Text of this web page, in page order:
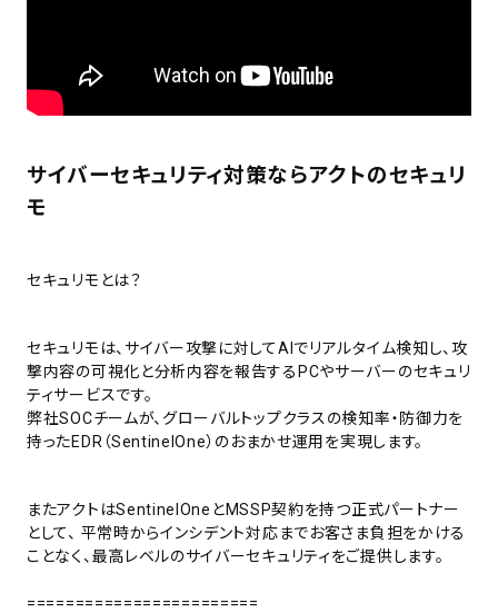
サイバーセキュリティ対策ならアクトのセキュリ
モ
セキュリモとは？
セキュリモは、サイバー攻撃に対してAIでリアルタイム検知し、攻
撃内容の可視化と分析内容を報告するPCやサーバーのセキュリ
ティサービスです。
弊社SOCチームが、グローバルトップクラスの検知率・防御力を
持ったEDR（SentinelOne）のおまかせ運用を実現します。
またアクトはSentinelOneとMSSP契約を持つ正式パートナー
として、 平常時からインシデント対応までお客さま負担をかける
ことなく、最高レベルのサイバーセキュリティをご提供します。
========================